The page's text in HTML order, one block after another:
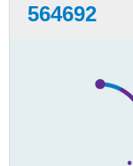
564692